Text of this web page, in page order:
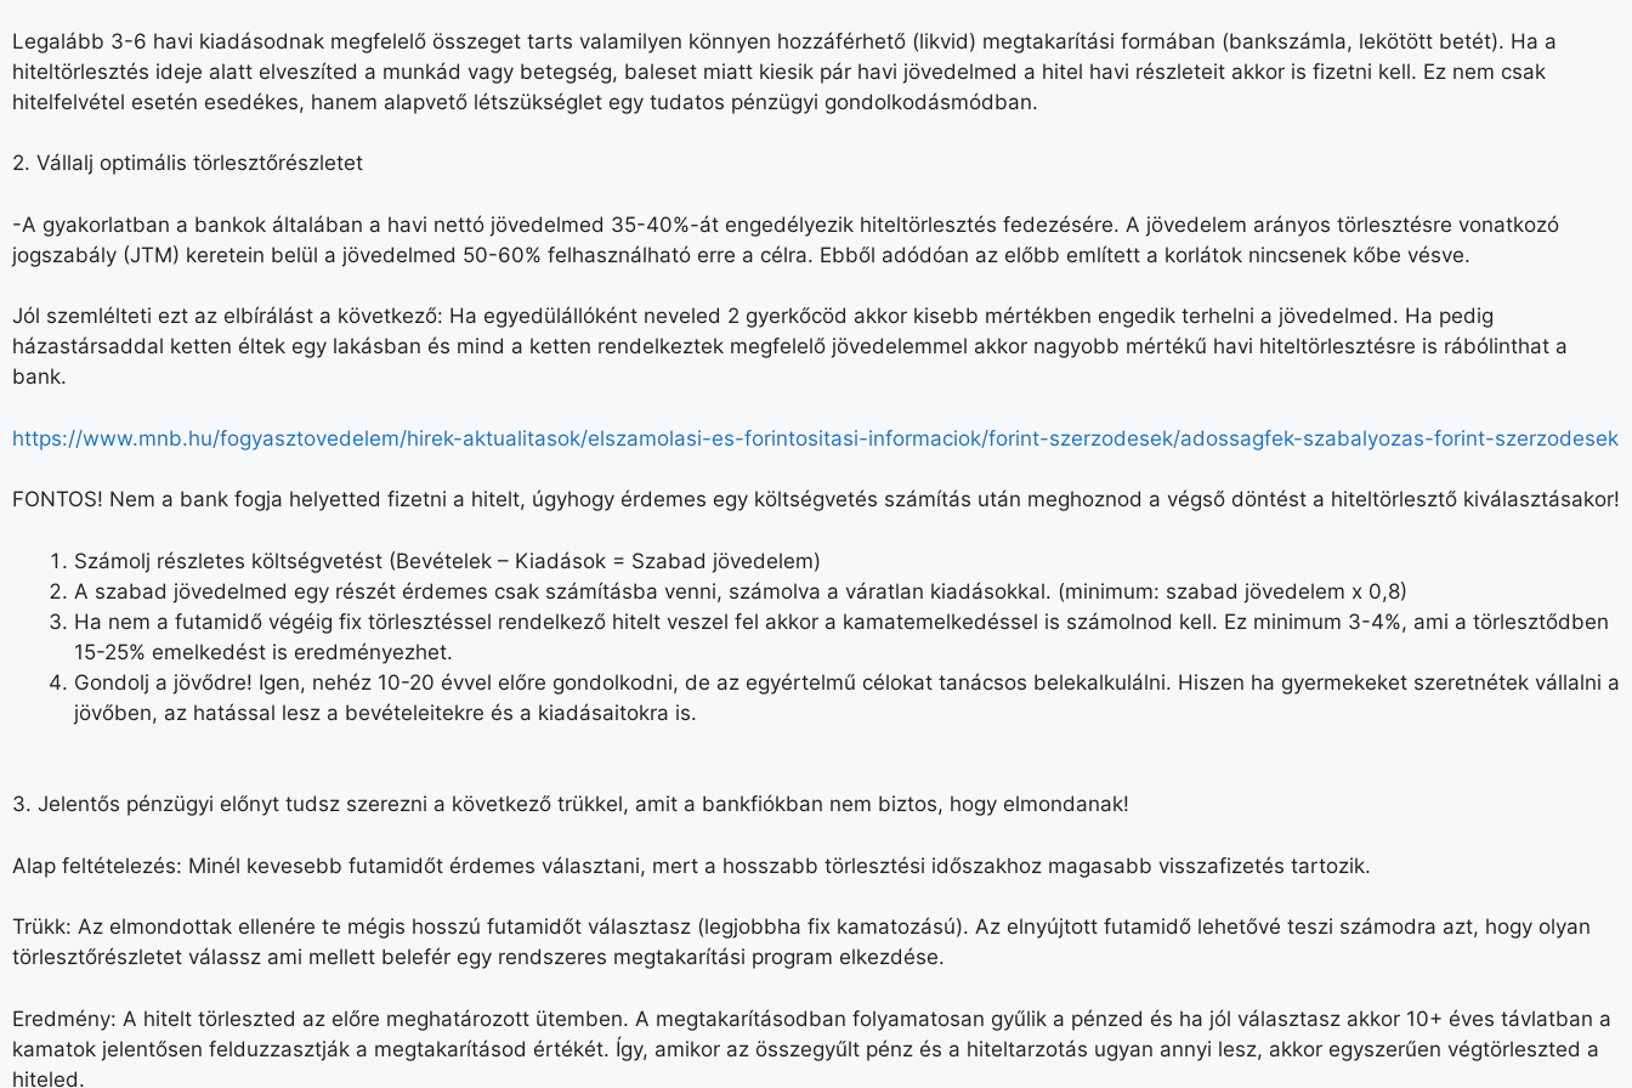
Legalább 3-6 havi kiadásodnak megfelelő összeget tarts valamilyen könnyen hozzáférhető (likvid) megtakarítási formában (bankszámla, lekötött betét). Ha a
hiteltörlesztés ideje alatt elveszíted a munkád vagy betegség, baleset miatt kiesik pár havi jövedelmed a hitel havi részleteit akkor is fizetni kell. Ez nem csak
hitelfelvétel esetén esedékes, hanem alapvető létszükséglet egy tudatos pénzügyi gondolkodásmódban.
2. Vállalj optimális törlesztőrészletet
-A gyakorlatban a bankok általában a havi nettó jövedelmed 35-40%-át engedélyezik hiteltörlesztés fedezésére. A jövedelem arányos törlesztésre vonatkozó
jogszabály (JTM) keretein belül a jövedelmed 50-60% felhasználható erre a célra. Ebből adódóan az előbb említett a korlátok nincsenek kőbe vésve.
Jól szemlélteti ezt az elbírálást a következő: Ha egyedülállóként neveled 2 gyerkőcöd akkor kisebb mértékben engedik terhelni a jövedelmed. Ha pedig
házastársaddal ketten éltek egy lakásban és mind a ketten rendelkeztek megfelelő jövedelemmel akkor nagyobb mértékű havi hiteltörlesztésre is rábólinthat a
bank.
https://www.mnb.hu/fogyasztovedelem/hirek-aktualitasok/elszamolasi-es-forintositasi-informaciok/forint-szerzodesek/adossagfek-szabalyozas-forint-szerzodesek
FONTOS! Nem a bank fogja helyetted fizetni a hitelt, úgyhogy érdemes egy költségvetés számítás után meghoznod a végső döntést a hiteltörlesztő kiválasztásakor!
Számolj részletes költségvetést (Bevételek – Kiadások = Szabad jövedelem)
A szabad jövedelmed egy részét érdemes csak számításba venni, számolva a váratlan kiadásokkal. (minimum: szabad jövedelem x 0,8)
Ha nem a futamidő végéig fix törlesztéssel rendelkező hitelt veszel fel akkor a kamatemelkedéssel is számolnod kell. Ez minimum 3-4%, ami a törlesztődben
15-25% emelkedést is eredményezhet.
Gondolj a jövődre! Igen, nehéz 10-20 évvel előre gondolkodni, de az egyértelmű célokat tanácsos belekalkulálni. Hiszen ha gyermekeket szeretnétek vállalni a
jövőben, az hatással lesz a bevételeitekre és a kiadásaitokra is.
3. Jelentős pénzügyi előnyt tudsz szerezni a következő trükkel, amit a bankfiókban nem biztos, hogy elmondanak!
Alap feltételezés: Minél kevesebb futamidőt érdemes választani, mert a hosszabb törlesztési időszakhoz magasabb visszafizetés tartozik.
Trükk: Az elmondottak ellenére te mégis hosszú futamidőt választasz (legjobbha fix kamatozású). Az elnyújtott futamidő lehetővé teszi számodra azt, hogy olyan
törlesztőrészletet válassz ami mellett belefér egy rendszeres megtakarítási program elkezdése.
Eredmény: A hitelt törleszted az előre meghatározott ütemben. A megtakarításodban folyamatosan gyűlik a pénzed és ha jól választasz akkor 10+ éves távlatban a
kamatok jelentősen felduzzasztják a megtakarításod értékét. Így, amikor az összegyűlt pénz és a hiteltarzotás ugyan annyi lesz, akkor egyszerűen végtörleszted a
hiteled.